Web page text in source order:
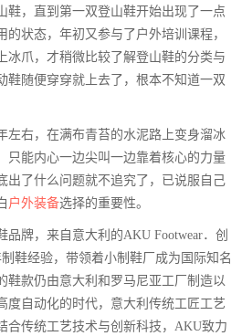
鞋，直到第一双登山鞋开始出现了一点
状态，年初又参与了户外培训课程，
冰爪，才稍微比较了解登山鞋的分类与
鞋随便穿穿就上去了，根本不知道一双
左右，在满布青苔的水泥路上变身溜冰
只能内心一边尖叫一边靠着核心的力量
出了什么问题就不追究了，已说服自己
户外装备选择的重要性。
牌，来自意大利的AKU Footwear．创
鞋经验，带领着小制鞋厂成为国际知名
鞋款仍由意大利和罗马尼亚工厂制造以
度自动化的时代，意大利传统工匠工艺
合传统工艺技术与创新科技，AKU致力